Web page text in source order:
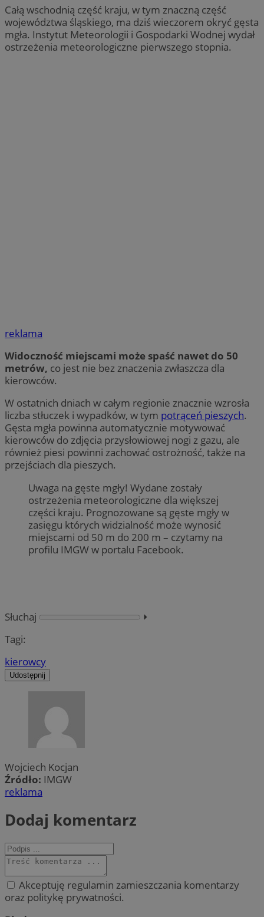
Całą wschodnią część kraju, w tym znaczną część
województwa śląskiego, ma dziś wieczorem okryć gęsta
mgła. Instytut Meteorologii i Gospodarki Wodnej wydał
ostrzeżenia meteorologiczne pierwszego stopnia.
reklama
Widoczność miejscami może spaść nawet do 50
metrów, co jest nie bez znaczenia zwłaszcza dla
kierowców.
W ostatnich dniach w całym regionie znacznie wzrosła
liczba stłuczek i wypadków, w tym potrąceń pieszych.
Gęsta mgła powinna automatycznie motywować
kierowców do zdjęcia przysłowiowej nogi z gazu, ale
również piesi powinni zachować ostrożność, także na
przejściach dla pieszych.
Uwaga na gęste mgły! Wydane zostały
ostrzeżenia meteorologiczne dla większej
części kraju. Prognozowane są gęste mgły w
zasięgu których widzialność może wynosić
miejscami od 50 m do 200 m – czytamy na
profilu IMGW w portalu Facebook.
Słuchaj
⏵︎
Tagi:
kierowcy
Udostępnij
Wojciech Kocjan
Źródło: IMGW
reklama
Dodaj komentarz
Akceptuję regulamin zamieszczania komentarzy
oraz politykę prywatności.